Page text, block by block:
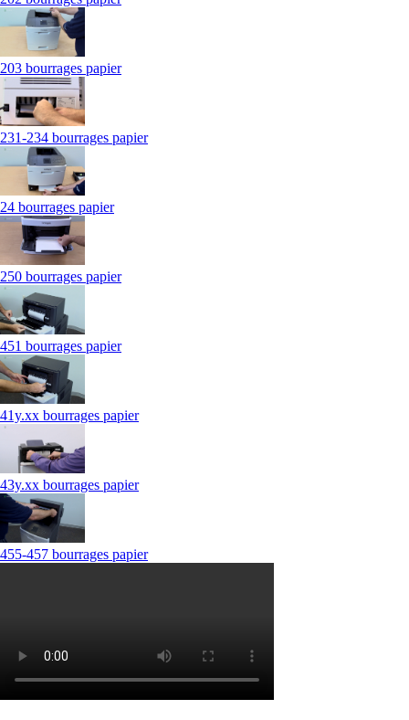
203 bourrages papier
231-234 bourrages papier
24 bourrages papier
250 bourrages papier
451 bourrages papier
41y.xx bourrages papier
43y.xx bourrages papier
455-457 bourrages papier